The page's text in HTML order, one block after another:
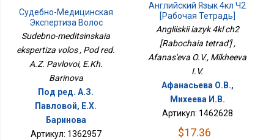
Судебно-Медицинская
Экспертиза Волос
Sudebno-meditsinskaia
ekspertiza volos , Pod red.
A.Z. Pavlovoi, E.Kh.
Barinova
Под ред. А.З.
Павловой, Е.Х.
Баринова
Артикул: 1362957
Английский Язык 4кл Ч2
[Рабочая Тетрадь]
Angliiskii iazyk 4kl ch2
[Rabochaia tetrad'] ,
Afanas'eva O.V., Mikheeva
I.V.
Афанасьева О.В.,
Михеева И.В.
Артикул: 1462628
$17.36